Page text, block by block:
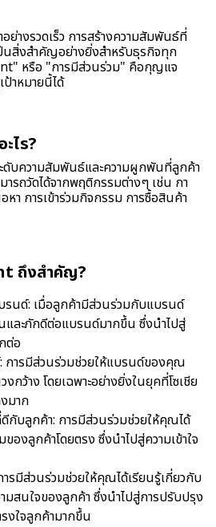
ย่างรวดเร็ว การสร้างความสัมพันธ์ที่
สิ่งสำคัญอย่างยิ่งสำหรับธุรกิจทุก
หรือ "การมีส่วนร่วม" คือกุญแจ
าหมายนี้ได้
ไร?
ดับความสัมพันธ์และความผูกพันที่ลูกค้า
รถวัดได้จากพฤติกรรมต่างๆ เช่น กา
า การเข้าร่วมกิจกรรม การซื้อสินค้า
ถึงสำคัญ?
รนด์: เมื่อลูกค้ามีส่วนร่วมกับแบรนด์
และภักดีต่อแบรนด์มากขึ้น ซึ่งนำไปสู่
ต่อ
การมีส่วนร่วมช่วยให้แบรนด์ของคุณ
กว้าง โดยเฉพาะอย่างยิ่งในยุคที่โซเชีย
มาก
กับลูกค้า: การมีส่วนร่วมช่วยให้คุณได้
องลูกค้าโดยตรง ซึ่งนำไปสู่ความเข้าใจ
รมีส่วนร่วมช่วยให้คุณได้เรียนรู้เกี่ยวกับ
มสนใจของลูกค้า ซึ่งนำไปสู่การปรับปรุง
งใจลูกค้ามากขึ้น